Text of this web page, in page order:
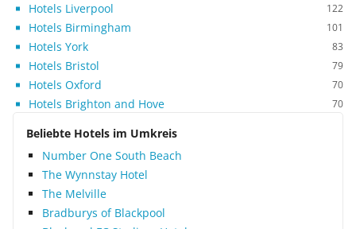
Hotels Liverpool 122
Hotels Birmingham 101
Hotels York 83
Hotels Bristol 79
Hotels Oxford 70
Hotels Brighton and Hove 70
Beliebte Hotels im Umkreis
Number One South Beach
The Wynnstay Hotel
The Melville
Bradburys of Blackpool